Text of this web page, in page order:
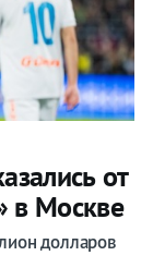
от
в Москве
долларов